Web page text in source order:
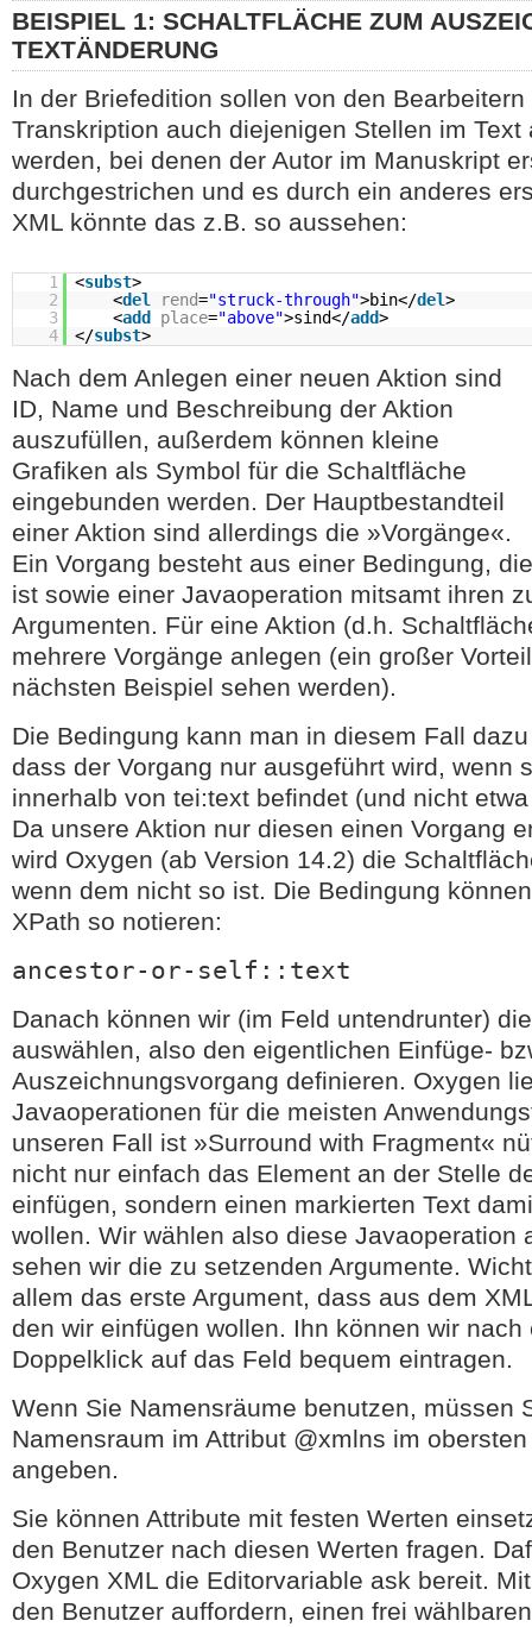
BEISPIEL 1: SCHALTFLÄCHE ZUM
TEXTÄNDERUNG
In der Briefedition sollen von den Bearbeitern
Transkription auch diejenigen Stellen im Text
werden, bei denen der Autor im Manuskript
durchgestrichen und es durch ein anderes
XML könnte das z.B. so aussehen:
1 <subst>
2
<del rend="struck-through">bin</del>
3
<add place="above">sind</add>
4
</subst>
Nach dem Anlegen einer neuen Aktion sind
ID, Name und Beschreibung der Aktion
auszufüllen, außerdem können kleine
Grafiken als Symbol für die Schaltfläche
eingebunden werden. Der Hauptbestandteil
einer Aktion sind allerdings die »Vorgänge«.
Ein Vorgang besteht aus einer Bedingung,
ist sowie einer Javaoperation mitsamt ihren
Argumenten. Für eine Aktion (d.h.
mehrere Vorgänge anlegen (ein großer
nächsten Beispiel sehen werden).
Die Bedingung kann man in diesem Fall
dass der Vorgang nur ausgeführt wird, wenn
innerhalb von tei:text befindet (und nicht
Da unsere Aktion nur diesen einen Vorgang
wird Oxygen (ab Version 14.2) die
wenn dem nicht so ist. Die Bedingung
XPath so notieren:
ancestor-or-self::text
Danach können wir (im Feld untendrunter)
auswählen, also den eigentlichen Einfüge-
Auszeichnungsvorgang definieren. Oxygen
Javaoperationen für die meisten
unseren Fall ist »Surround with Fragment«
nicht nur einfach das Element an der Stelle
einfügen, sondern einen markierten Text
wollen. Wir wählen also diese Javaoperation
sehen wir die zu setzenden Argumente.
allem das erste Argument, dass aus dem
den wir einfügen wollen. Ihn können wir nach
Doppelklick auf das Feld bequem eintragen.
Wenn Sie Namensräume benutzen, müssen
Namensraum im Attribut @xmlns im
angeben.
Sie können Attribute mit festen Werten
den Benutzer nach diesen Werten fragen.
Oxygen XML die Editorvariable ask bereit.
den Benutzer auffordern, einen frei